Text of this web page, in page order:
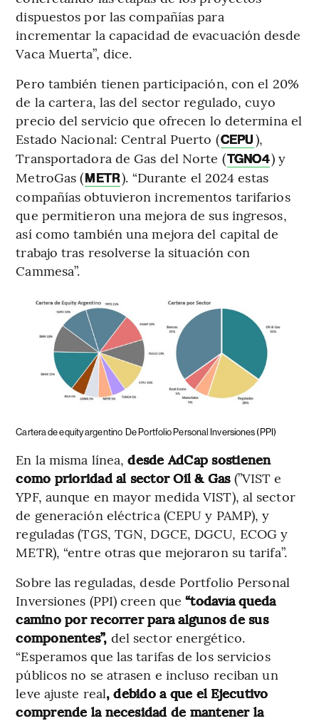
dispuestos por las compañías para
incrementar la capacidad de evacuación desde
Vaca Muerta”, dice.
Pero también tienen participación, con el 20%
de la cartera, las del sector regulado, cuyo
precio del servicio que ofrecen lo determina el
Estado Nacional: Central Puerto (CEPU),
Transportadora de Gas del Norte (TGNO4) y
MetroGas (METR). “Durante el 2024 estas
compañías obtuvieron incrementos tarifarios
que permitieron una mejora de sus ingresos,
así como también una mejora del capital de
trabajo tras resolverse la situación con
Cammesa”.
Cartera de equity argentino De Portfolio Personal Inversiones (PPI)
En la misma línea, desde AdCap sostienen
como prioridad al sector Oil & Gas(”VIST e
YPF, aunque en mayor medida VIST), al sector
de generación eléctrica (CEPU y PAMP), y
reguladas (TGS, TGN, DGCE, DGCU, ECOG y
METR), “entre otras que mejoraron su tarifa”.
Sobre las reguladas, desde Portfolio Personal
Inversiones (PPI) creen que“todavía queda
camino por recorrer para algunos de sus
componentes”, del sector energético.
“Esperamos que las tarifas de los servicios
públicos no se atrasen e incluso reciban un
leve ajuste real, debido a que el Ejecutivo
comprende la necesidad de mantener la